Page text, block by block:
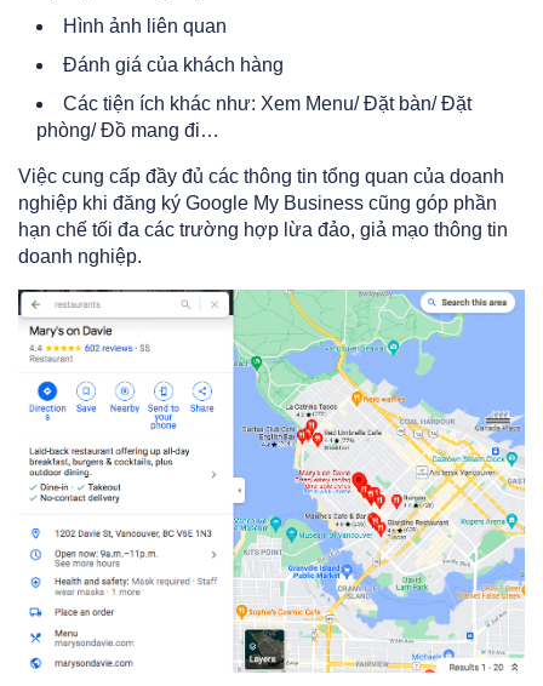
Hình ảnh liên quan
Đánh giá của khách hàng
Các tiện ích khác như: Xem Menu/ Đặt bàn/ Đặt
phòng/ Đồ mang đi…
Việc cung cấp đầy đủ các thông tin tổng quan của doanh
nghiệp khi đăng ký Google My Business cũng góp phần
hạn chế tối đa các trường hợp lừa đảo, giả mạo thông tin
doanh nghiệp.